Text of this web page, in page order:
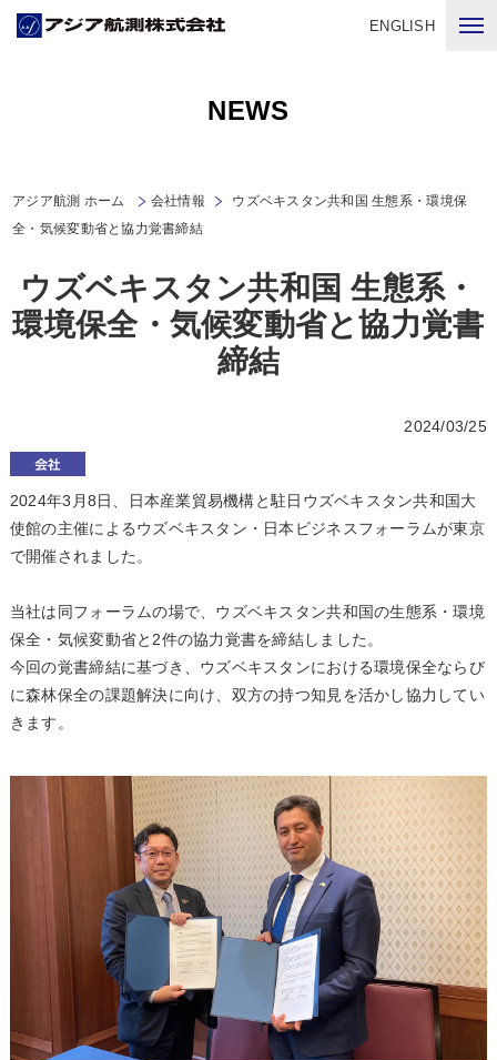
ENGLISH
NEWS
アジア航測 ホーム 会社情報
ウズベキスタン共和国 生態系・環境保
全・気候変動省と協力覚書締結
ウズベキスタン共和国 生態系・
環境保全・気候変動省と協力覚書
締結
2024/03/25
2024年3月8日、日本産業貿易機構と駐日ウズベキスタン共和国大
使館の主催によるウズベキスタン・日本ビジネスフォーラムが東京
で開催されました。
当社は同フォーラムの場で、ウズベキスタン共和国の生態系・環境
保全・気候変動省と2件の協力覚書を締結しました。
今回の覚書締結に基づき、ウズベキスタンにおける環境保全ならび
に森林保全の課題解決に向け、双方の持つ知見を活かし協力してい
きます。